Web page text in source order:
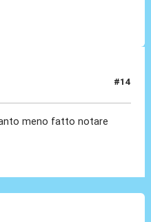
#14
meno fatto notare